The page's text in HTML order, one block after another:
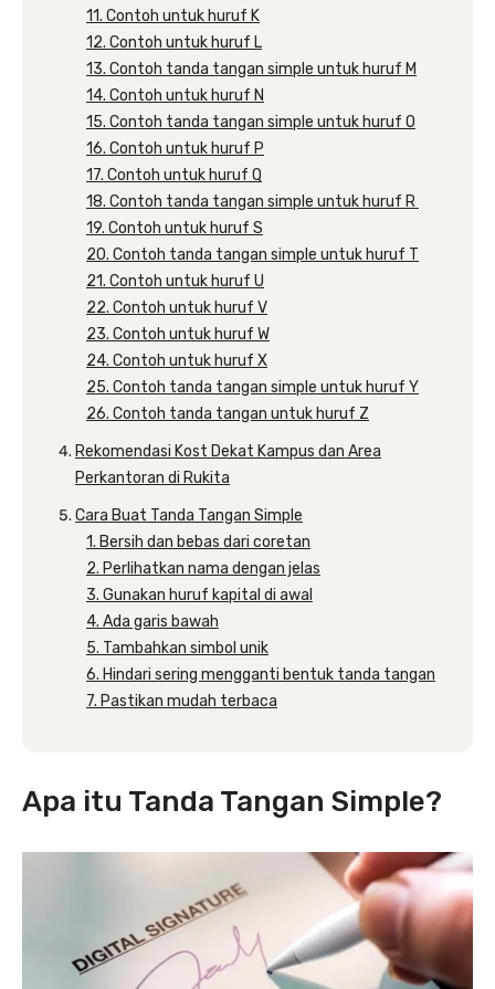
11. Contoh untuk huruf K
12. Contoh untuk huruf L
13. Contoh tanda tangan simple untuk huruf M
14. Contoh untuk huruf N
15. Contoh tanda tangan simple untuk huruf O
16. Contoh untuk huruf P
17. Contoh untuk huruf Q
18. Contoh tanda tangan simple untuk huruf R
19. Contoh untuk huruf S
20. Contoh tanda tangan simple untuk huruf T
21. Contoh untuk huruf U
22. Contoh untuk huruf V
23. Contoh untuk huruf W
24. Contoh untuk huruf X
25. Contoh tanda tangan simple untuk huruf Y
26. Contoh tanda tangan untuk huruf Z
Rekomendasi Kost Dekat Kampus dan Area
Perkantoran di Rukita
Cara Buat Tanda Tangan Simple
1. Bersih dan bebas dari coretan
2. Perlihatkan nama dengan jelas
3. Gunakan huruf kapital di awal
4. Ada garis bawah
5. Tambahkan simbol unik
6. Hindari sering mengganti bentuk tanda tangan
7. Pastikan mudah terbaca
Apa itu Tanda Tangan Simple?